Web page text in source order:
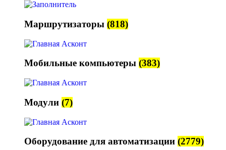
Маршрутизаторы (818)
Мобильные компьютеры (383)
Модули (7)
Оборудование для автоматизации (2779)